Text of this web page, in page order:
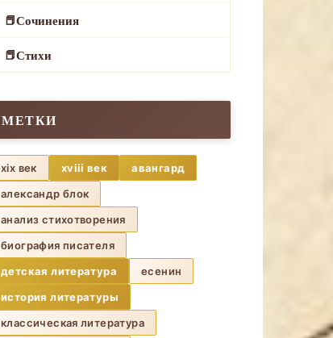
Сочинения
Стихи
МЕТКИ
xix век xviii век
авангард
александр блок
анализ стихотворения
биография писателя
детская литература
есенин
история литературы
классическая литература